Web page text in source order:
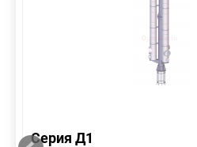
Серия Д1